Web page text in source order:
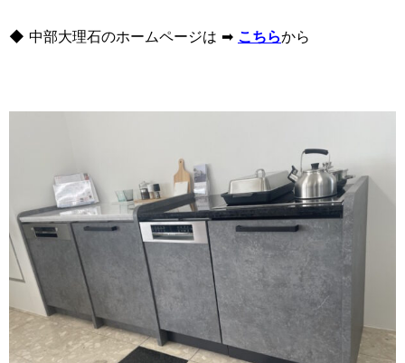
◆ 中部大理石のホームページは ➡ こちらから